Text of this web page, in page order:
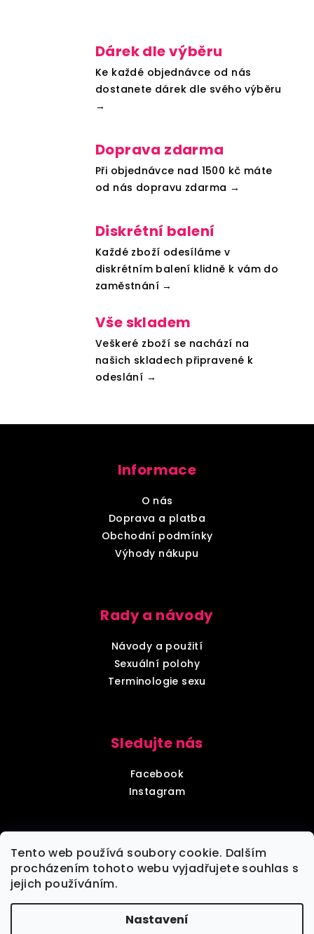
Tento web používá soubory cookie. Dalším
procházením tohoto webu vyjadřujete souhlas s
jejich používáním.
Nastavení
Dárek dle výběru
Ke každé objednávce od nás
dostanete dárek dle svého výběru
→
Doprava zdarma
Při objednávce nad 1500 kč máte
od nás dopravu zdarma →
Diskrétní balení
Každé zboží odesíláme v
diskrétním balení klidně k vám do
zaměstnání →
Vše skladem
Veškeré zboží se nachází na
našich skladech připravené k
odeslání →
Informace
O nás
Doprava a platba
Obchodní podmínky
Výhody nákupu
Rady a návody
Návody a použití
Sexuální polohy
Terminologie sexu
Sledujte nás
Facebook
Instagram
Diskrétní balení
Každou objednávku zabalíme tak, aby nebylo poznat,